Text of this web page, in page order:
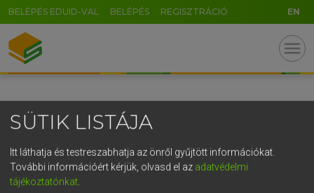
BELÉPÉS EDUID-VAL BELÉPÉS REGISZTRÁCIÓ EN
menu
SÜTIK LISTÁJA
Itt láthatja és testreszabhatja az önről gyűjtött információkat.
További információért kérjük, olvasd el az adatvédelmi
tájékoztatónkat
GR
5
g h k l
v b n m , . - AltGr